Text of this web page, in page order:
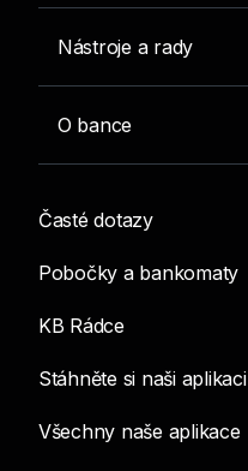
Nástroje a rady
O bance
Časté dotazy
Pobočky a bankomaty
KB Rádce
Stáhněte si naši aplikaci
Všechny naše aplikace